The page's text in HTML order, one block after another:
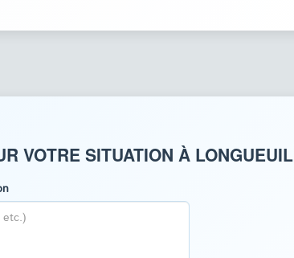
VOTRE SITUATION À LONGUEUIL